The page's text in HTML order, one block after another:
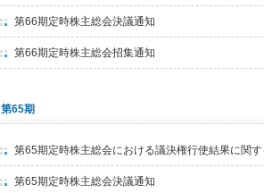
第66期定時株主総会決議通知
第66期定時株主総会招集通知
第65期
第65期定時株主総会における議決権行使結果に関
第65期定時株主総会決議通知